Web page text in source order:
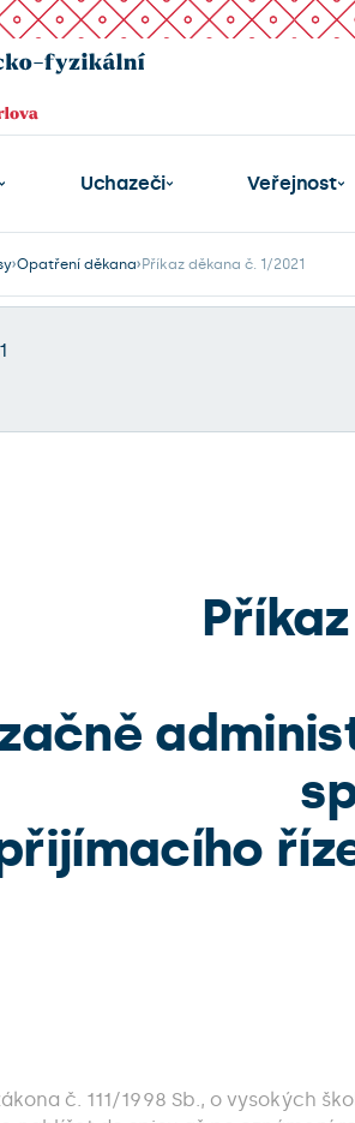
Uchazeči Veřejnost
Opatření děkana Příkaz děkana č. 1/2021
č. 111/1998 Sb., o vysokých